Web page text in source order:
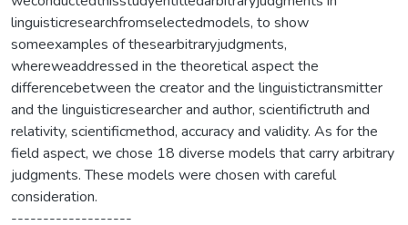
linguisticresearchfromselectedmodels, to show
someexamples of thesearbitraryjudgments,
whereweaddressed in the theoretical aspect the
differencebetween the creator and the linguistictransmitter
and the linguisticresearcher and author, scientifictruth and
relativity, scientificmethod, accuracy and validity. As for the
field aspect, we chose 18 diverse models that carry arbitrary
judgments. These models were chosen with careful
consideration.
-------------------